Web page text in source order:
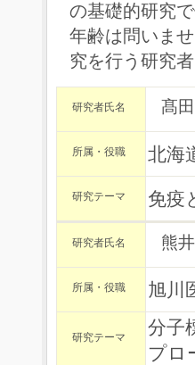
の基礎的研究
年齢は問いま
究を行う研究
研究者氏名 髙
所属・役職 北海
研究テーマ 免疫
研究者氏名 熊
所属・役職 旭川
研究テーマ
分子
プロ